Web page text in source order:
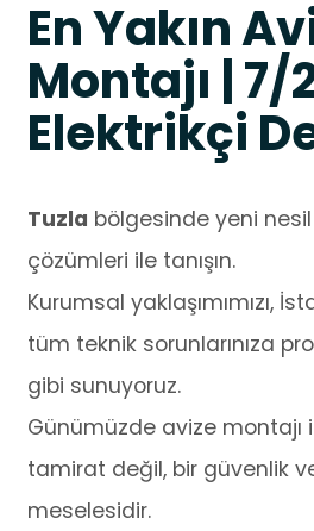
En Yakın
Montajı | 7/
Elektrikçi
Tuzla bölgesinde yeni nesil
çözümleri ile tanışın.
Kurumsal yaklaşımımızı,
tüm teknik sorunlarınıza
gibi sunuyoruz.
Günümüzde avize montajı
tamirat değil, bir güvenlik
meselesidir.